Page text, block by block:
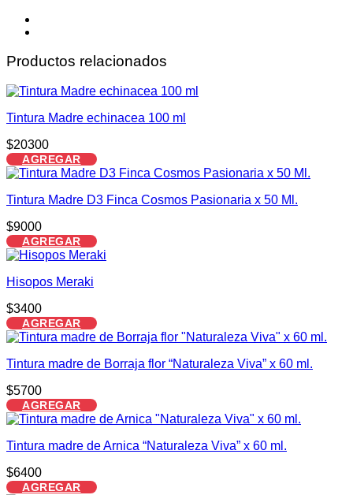
Productos relacionados
Tintura Madre echinacea 100 ml
$20300
AGREGAR
Tintura Madre D3 Finca Cosmos Pasionaria x 50 Ml.
$9000
AGREGAR
Hisopos Meraki
$3400
AGREGAR
Tintura madre de Borraja flor “Naturaleza Viva” x 60 ml.
$5700
AGREGAR
Tintura madre de Arnica “Naturaleza Viva” x 60 ml.
$6400
AGREGAR